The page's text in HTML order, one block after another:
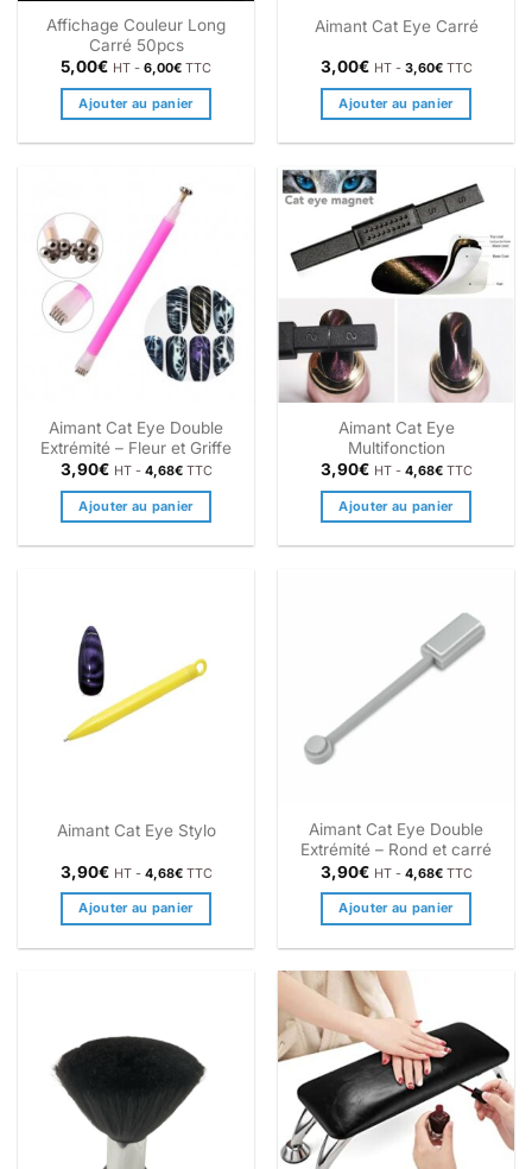
Affichage Couleur Long
Carré 50pcs
5,00€ HT - 6,00€ TTC
Ajouter au panier
Aimant Cat Eye Carré
3,00€ HT - 3,60€TTC
Ajouter au panier
Aimant Cat Eye Double
Extrémité – Fleur et Griffe
3,90€ HT - 4,68€TTC
Ajouter au panier
Aimant Cat Eye
Multifonction
3,90€ HT - 4,68€TTC
Ajouter au panier
Aimant Cat Eye Stylo
3,90€ HT - 4,68€TTC
Ajouter au panier
Aimant Cat Eye Double
Extrémité – Rond et carré
3,90€ HT - 4,68€TTC
Ajouter au panier